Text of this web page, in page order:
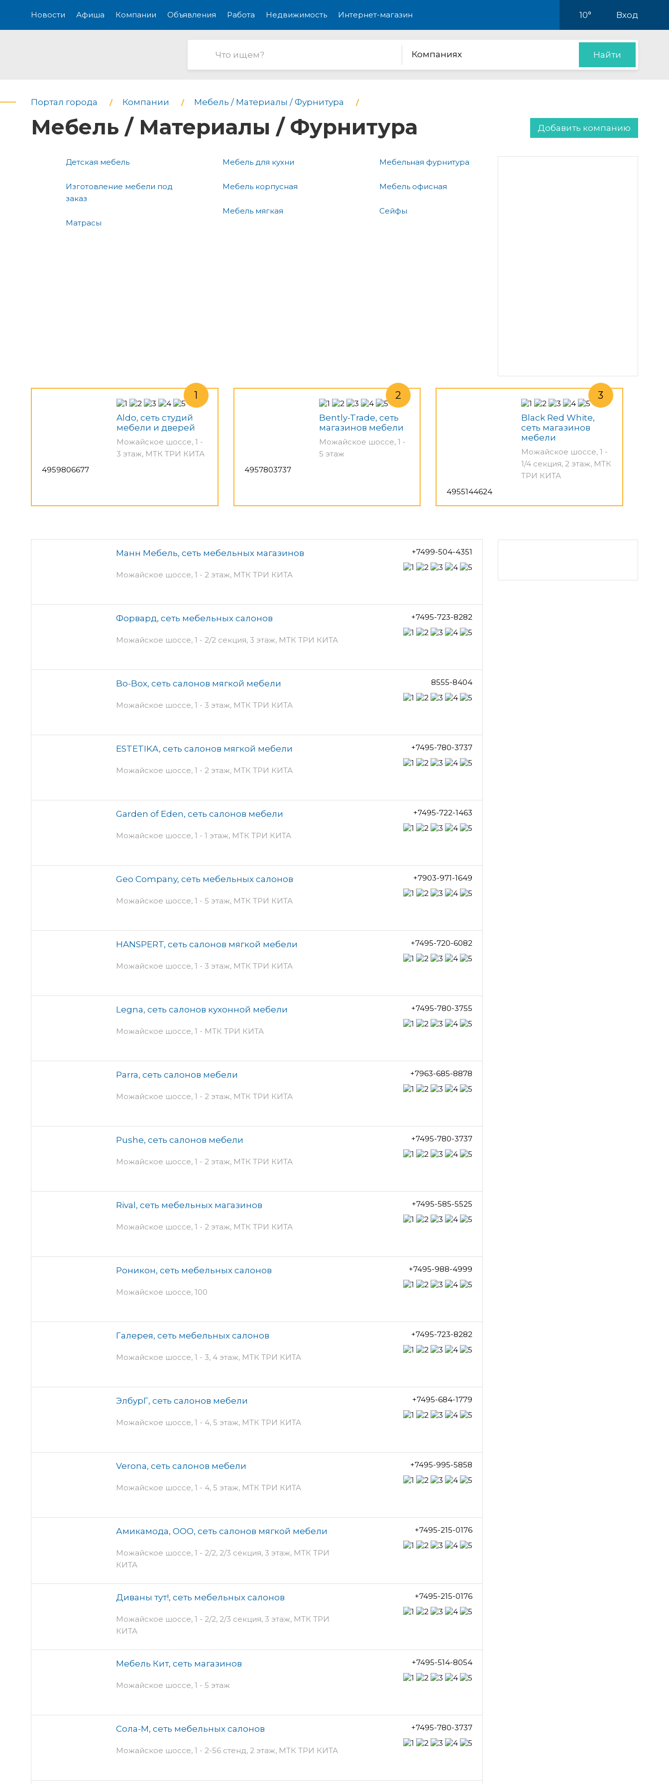
Новости Афиша Компании Объявления Работа Недвижимость Интернет-магазин 10° Вход
Компаниях Найти
Портал города Компании Мебель / Материалы / Фурнитура
Мебель / Материалы / Фурнитура Добавить компанию
Детская мебель
Изготовление мебели под
заказ
Матрасы
Мебель для кухни
Мебель корпусная
Мебель мягкая
Мебельная фурнитура
Мебель офисная
Сейфы
Aldo, сеть студий
мебели и дверей
Можайское шоссе, 1 -
3 этаж, МТК ТРИ КИТА
4959806677
Bently-Trade, сеть
магазинов мебели
Можайское шоссе, 1 -
5 этаж
4957803737
Black Red White,
сеть магазинов
мебели
Можайское шоссе, 1 -
1/4 секция, 2 этаж, МТК
ТРИ КИТА
4955144624
Манн Мебель, сеть мебельных магазинов
Можайское шоссе, 1 - 2 этаж, МТК ТРИ КИТА
+7499-504-4351
Форвард, сеть мебельных салонов
Можайское шоссе, 1 - 2/2 секция, 3 этаж, МТК ТРИ КИТА
+7495-723-8282
Bo-Box, сеть салонов мягкой мебели
Можайское шоссе, 1 - 3 этаж, МТК ТРИ КИТА
8555-8404
ESTETIKA, сеть салонов мягкой мебели
Можайское шоссе, 1 - 2 этаж, МТК ТРИ КИТА
+7495-780-3737
Garden of Eden, сеть салонов мебели
Можайское шоссе, 1 - 1 этаж, МТК ТРИ КИТА
+7495-722-1463
Geo Company, сеть мебельных салонов
Можайское шоссе, 1 - 5 этаж, МТК ТРИ КИТА
+7903-971-1649
HANSPERT, сеть салонов мягкой мебели
Можайское шоссе, 1 - 3 этаж, МТК ТРИ КИТА
+7495-720-6082
Legna, сеть салонов кухонной мебели
Можайское шоссе, 1 - МТК ТРИ КИТА
+7495-780-3755
Parra, сеть салонов мебели
Можайское шоссе, 1 - 2 этаж, МТК ТРИ КИТА
+7963-685-8878
Pushe, сеть салонов мебели
Можайское шоссе, 1 - 2 этаж, МТК ТРИ КИТА
+7495-780-3737
Rival, сеть мебельных магазинов
Можайское шоссе, 1 - 2 этаж, МТК ТРИ КИТА
+7495-585-5525
Роникон, сеть мебельных салонов
Можайское шоссе, 100
+7495-988-4999
Галерея, сеть мебельных салонов
Можайское шоссе, 1 - 3, 4 этаж, МТК ТРИ КИТА
+7495-723-8282
ЭлбурГ, сеть салонов мебели
Можайское шоссе, 1 - 4, 5 этаж, МТК ТРИ КИТА
+7495-684-1779
Verona, сеть салонов мебели
Можайское шоссе, 1 - 4, 5 этаж, МТК ТРИ КИТА
+7495-995-5858
Амикамода, ООО, сеть салонов мягкой мебели
Можайское шоссе, 1 - 2/2, 2/3 секция, 3 этаж, МТК ТРИ
КИТА
+7495-215-0176
Диваны тут!, сеть мебельных салонов
Можайское шоссе, 1 - 2/2, 2/3 секция, 3 этаж, МТК ТРИ
КИТА
+7495-215-0176
Мебель Кит, сеть магазинов
Можайское шоссе, 1 - 5 этаж
+7495-514-8054
Сола-М, сеть мебельных салонов
Можайское шоссе, 1 - 2-56 стенд, 2 этаж, МТК ТРИ КИТА
+7495-780-3737